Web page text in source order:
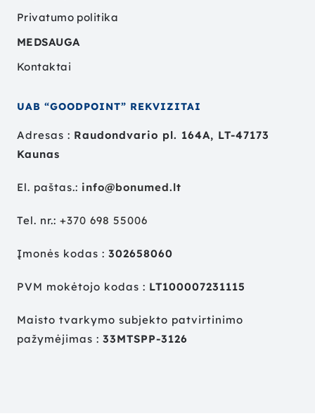
Privatumo politika
MEDSAUGA
Kontaktai
UAB “GOODPOINT” REKVIZITAI
Adresas : Raudondvario pl. 164A, LT-47173
Kaunas
El. paštas.: info@bonumed.lt
Tel. nr.: +370 698 55006
Įmonės kodas : 302658060
PVM mokėtojo kodas : LT100007231115
Maisto tvarkymo subjekto patvirtinimo
pažymėjimas : 33MTSPP-3126